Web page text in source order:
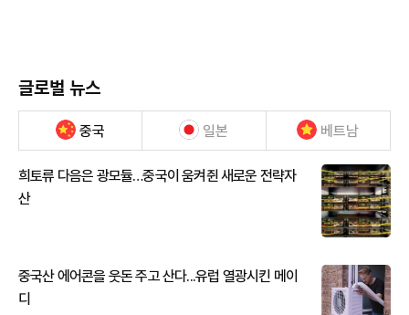
글로벌 뉴스
중국 일본 베트남
희토류 다음은 광모듈…중국이 움켜쥔 새로운 전략자
산
중국산 에어콘을 웃돈 주고 산다...유럽 열광시킨 메이
디